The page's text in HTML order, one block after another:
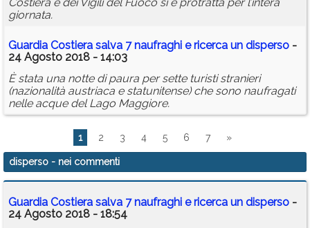
Costiera e dei Vigili del Fuoco si è protratta per l’intera
giornata.
Guardia Costiera salva 7 naufraghi e ricerca un disperso -
24 Agosto 2018 - 14:03
È stata una notte di paura per sette turisti stranieri
(nazionalità austriaca e statunitense) che sono naufragati
nelle acque del Lago Maggiore.
1 2 3 4 5 6 7 »
disperso - nei commenti
Guardia Costiera salva 7 naufraghi e ricerca un disperso -
24 Agosto 2018 - 18:54